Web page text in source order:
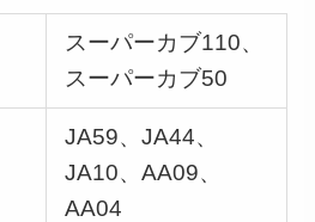
スーパーカブ110、
スーパーカブ50
JA59、JA44、
JA10、AA09、
AA04